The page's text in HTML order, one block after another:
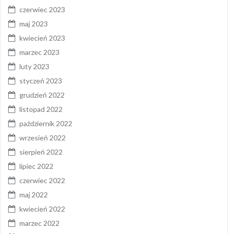
czerwiec 2023
maj 2023
kwiecień 2023
marzec 2023
luty 2023
styczeń 2023
grudzień 2022
listopad 2022
październik 2022
wrzesień 2022
sierpień 2022
lipiec 2022
czerwiec 2022
maj 2022
kwiecień 2022
marzec 2022